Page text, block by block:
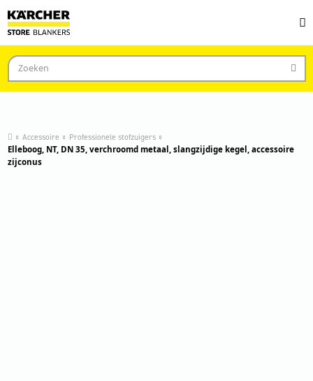
Accessoire Professionele stofzuigers
Elleboog, NT, DN 35, verchroomd metaal, slangzijdige kegel, accessoire
zijconus